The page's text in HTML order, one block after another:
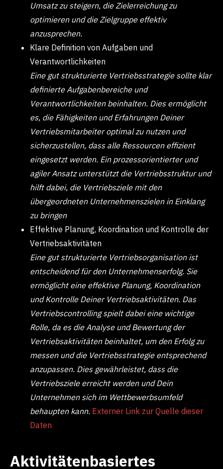
Umsatz zu steigern, die Zielerreichung zu
optimieren und die Zielgruppe effektiv
anzusprechen.
Klare Definition von Aufgaben und
Verantwortlichkeiten
Eine gut strukturierte Vertriebsstrategie sollte klar
definierte Aufgabenbereiche und
Verantwortlichkeiten beinhalten. Dies ermöglicht
es, die Fähigkeiten und Erfahrungen Deiner
Vertriebsmitarbeiter optimal zu nutzen und
sicherzustellen, dass alle Ressourcen effizient
eingesetzt werden. Ein prozessorientierter und
agiler Ansatz unterstützt die Vertriebsstruktur und
hilft dabei, die Vertriebsziele mit den
übergeordneten Unternehmenszielen in Einklang
zu bringen
Effektive Planung, Koordination und Kontrolle der
Vertriebsaktivitäten
Eine gut strukturierte Vertriebsorganisation ist
entscheidend für den Unternehmenserfolg. Sie
ermöglicht eine effektive Planung, Koordination
und Kontrolle Deiner Vertriebsaktivitäten. Das
Vertriebscontrolling spielt dabei eine wichtige
Rolle, da es die Analyse und Bewertung der
Vertriebsaktivitäten beinhaltet, um den Erfolg zu
messen und die Vertriebsstrategie entsprechend
anzupassen. Dies gewährleistet, dass die
Vertriebsziele erreicht werden und Dein
Unternehmen sich im Wettbewerbsumfeld
behaupten kann. Externer Link zur Quelle dieser
Daten
Aktivitätenbasiertes